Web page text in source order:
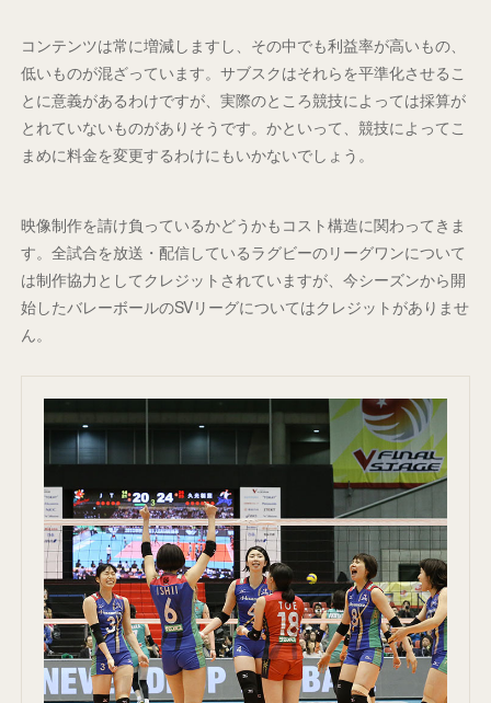
コンテンツは常に増減しますし、その中でも利益率が高いもの、
低いものが混ざっています。サブスクはそれらを平準化させるこ
とに意義があるわけですが、実際のところ競技によっては採算が
とれていないものがありそうです。かといって、競技によってこ
まめに料金を変更するわけにもいかないでしょう。
映像制作を請け負っているかどうかもコスト構造に関わってきま
す。全試合を放送・配信しているラグビーのリーグワンについて
は制作協力としてクレジットされていますが、今シーズンから開
始したバレーボールのSVリーグについてはクレジットがありませ
ん。